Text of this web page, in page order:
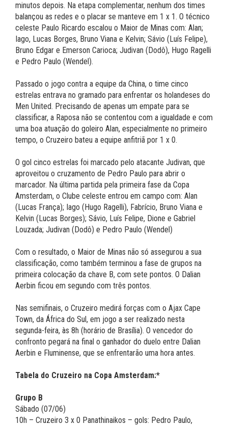
minutos depois. Na etapa complementar, nenhum dos times
balançou as redes e o placar se manteve em 1 x 1. O técnico
celeste Paulo Ricardo escalou o Maior de Minas com: Alan;
Iago, Lucas Borges, Bruno Viana e Kelvin; Sávio (Luís Felipe),
Bruno Edgar e Emerson Carioca; Judivan (Dodô), Hugo Ragelli
e Pedro Paulo (Wendel).
Passado o jogo contra a equipe da China, o time cinco
estrelas entrava no gramado para enfrentar os holandeses do
Men United. Precisando de apenas um empate para se
classificar, a Raposa não se contentou com a igualdade e com
uma boa atuação do goleiro Alan, especialmente no primeiro
tempo, o Cruzeiro bateu a equipe anfitriã por 1 x 0.
O gol cinco estrelas foi marcado pelo atacante Judivan, que
aproveitou o cruzamento de Pedro Paulo para abrir o
marcador. Na última partida pela primeira fase da Copa
Amsterdam, o Clube celeste entrou em campo com: Alan
(Lucas França); Iago (Hugo Ragelli), Fabrício, Bruno Viana e
Kelvin (Lucas Borges); Sávio, Luís Felipe, Dione e Gabriel
Louzada; Judivan (Dodô) e Pedro Paulo (Wendel)
Com o resultado, o Maior de Minas não só assegurou a sua
classificação, como também terminou a fase de grupos na
primeira colocação da chave B, com sete pontos. O Dalian
Aerbin ficou em segundo com três pontos.
Nas semifinais, o Cruzeiro medirá forças com o Ajax Cape
Town, da África do Sul, em jogo a ser realizado nesta
segunda-feira, às 8h (horário de Brasília). O vencedor do
confronto pegará na final o ganhador do duelo entre Dalian
Aerbin e Fluminense, que se enfrentarão uma hora antes.
Tabela do Cruzeiro na Copa Amsterdam:*
Grupo B
Sábado (07/06)
10h – Cruzeiro 3 x 0 Panathinaikos – gols: Pedro Paulo,